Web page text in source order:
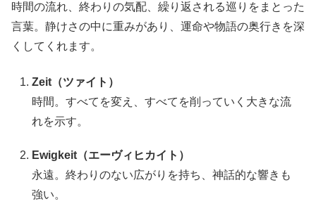
時間の流れ、終わりの気配、繰り返される巡りをまとった
言葉。静けさの中に重みがあり、運命や物語の奥行きを深
くしてくれます。
Zeit（ツァイト）
時間。すべてを変え、すべてを削っていく大きな流
れを示す。
Ewigkeit（エーヴィヒカイト）
永遠。終わりのない広がりを持ち、神話的な響きも
強い。